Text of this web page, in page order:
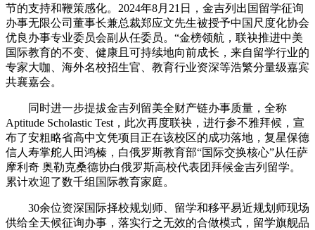
节的支持和鞭策感化。2024年8月21日，金吉列出国留学征询
办事无限公司董事长兼总裁郑应文先生被授予中国尺度化协会
优良办事专业委员会副从任委员。“金榜领航，联袂推进中美
国际教育的不变、健康且可持续地向前成长，来自留学行业的
专家大咖、海外名校招生官、教育行业资深等浩繁分量级嘉宾
共襄嘉会。
同时进一步提拔金吉列留美全财产链办事质量，全称
Aptitude Scholastic Test，此次再度联袂，进行参不雅拜候，宣
布了安粗略省高中文凭项目正在该校区的成功落地，复星保德
信人寿掌舵人田鸿榛，白俄罗斯教育部“国际交换核心”从任萨
摩利奇 奥勒克桑德协白俄罗斯高校代表团拜候金吉列留学。
累计欢迎了数千组国际教育家庭。
30余位资深国际择校规划师、留学和移平易近规划师现场
供给全天候征询办事，落实行之无效的合做模式，留学旗舰品